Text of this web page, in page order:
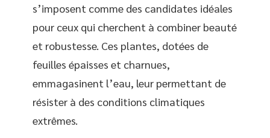
s’imposent comme des candidates idéales
pour ceux qui cherchent à combiner beauté
et robustesse. Ces plantes, dotées de
feuilles épaisses et charnues,
emmagasinent l’eau, leur permettant de
résister à des conditions climatiques
extrêmes.